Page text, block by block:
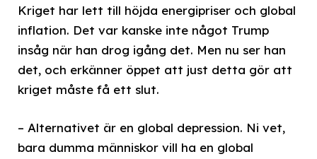
Kriget har lett till höjda energipriser och global
inflation. Det var kanske inte något Trump
insåg när han drog igång det. Men nu ser han
det, och erkänner öppet att just detta gör att
kriget måste få ett slut.
– Alternativet är en global depression. Ni vet,
bara dumma människor vill ha en global